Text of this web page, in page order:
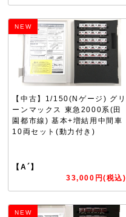
NEW
【中古】1/150(Nゲージ) グリ
ーンマックス 東急2000系(田
園都市線) 基本+増結用中間車
10両セット(動力付き)
【A´】
33,000円(税込)
NEW